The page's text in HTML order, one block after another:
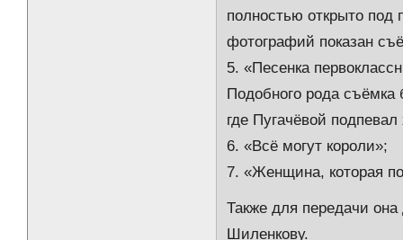
полностью открыто под
фотографий показан
5. «Песенка
Подобного рода
где Пугачёвой
6. «Всё могут короли»;
7. «Женщина, которая
Также для передачи
Шиленкову.